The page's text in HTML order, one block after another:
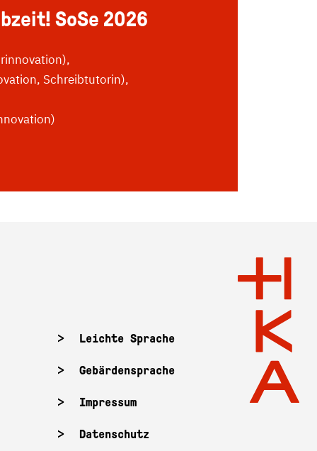
SoSe 2026
Schreibtutorin),
Leichte Sprache
Gebärdensprache
Impressum
Datenschutz